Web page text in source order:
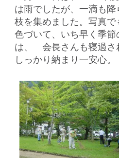
は雨でしたが、一滴も
枝を集めました。写真
色づいて、いち早く季
は、 会長さんも寝過さ
しっかり納まり一安心。